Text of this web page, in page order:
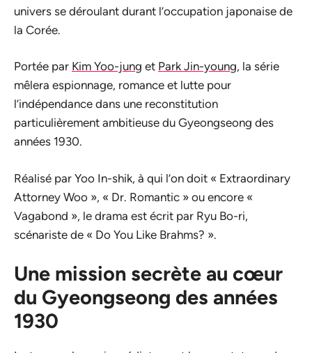
univers se déroulant durant l’occupation japonaise de
la Corée.
Portée par Kim Yoo-jung et Park Jin-young, la série
mêlera espionnage, romance et lutte pour
l’indépendance dans une reconstitution
particulièrement ambitieuse du Gyeongseong des
années 1930.
Réalisé par Yoo In-shik, à qui l’on doit « Extraordinary
Attorney Woo », « Dr. Romantic » ou encore «
Vagabond », le drama est écrit par Ryu Bo-ri,
scénariste de « Do You Like Brahms? ».
Une mission secrète au cœur
du Gyeongseong des années
1930